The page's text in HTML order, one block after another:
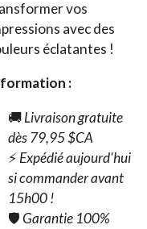
vos
avec des
éclatantes !
:
🚚Livraison gratuite
dès 79,95 $CA
⚡Expédié aujourd'hui
si commander avant
15h00 !
🛡️Garantie 100%